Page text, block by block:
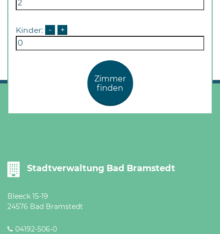
Kinder: - +
Zimmer
finden
Stadtverwaltung Bad Bramstedt
Bleeck 15-19
24576 Bad Bramstedt
04192-506-0